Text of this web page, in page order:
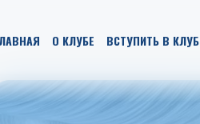
О КЛУБЕ ВСТУПИТЬ В КЛУБ